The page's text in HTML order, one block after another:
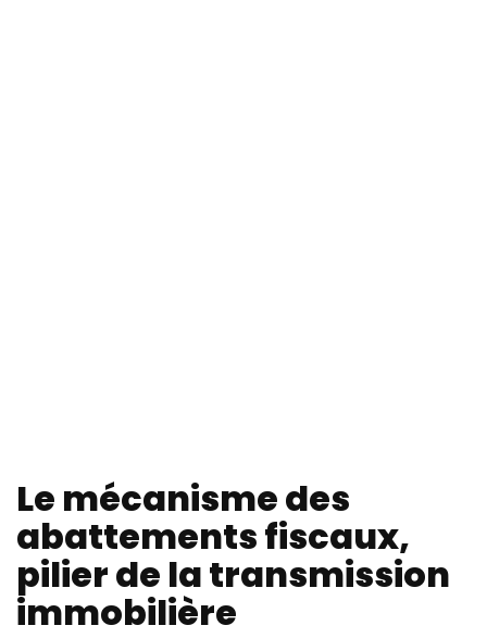
Le mécanisme des
abattements fiscaux,
pilier de la transmission
immobilière